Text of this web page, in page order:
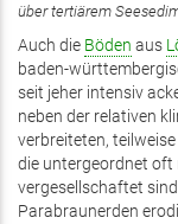
über tertiärem
Auch die Böden aus
baden-
seit jeher intensiv
neben der relativen
verbreiteten,
die untergeordnet oft
vergesellschaftet
Parabraunerden